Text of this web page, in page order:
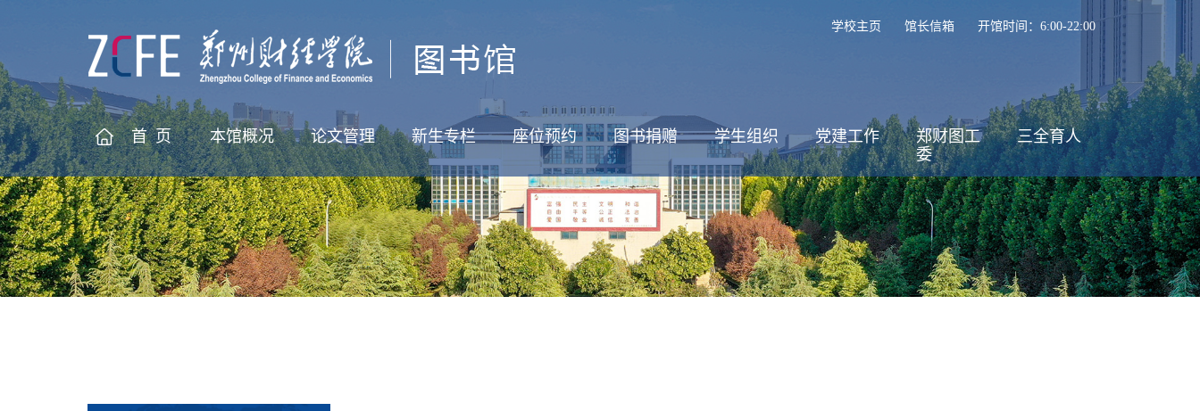
学校主页 馆长信箱 开馆时间：6:00-22:00
首 页 本馆概况 论文管理 新生专栏 座位预约 图书捐赠 学生组织 党建工作
郑财图工
委
三全育人